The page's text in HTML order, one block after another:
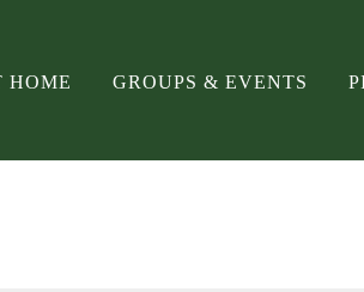
HOME GROUPS & EVENTS